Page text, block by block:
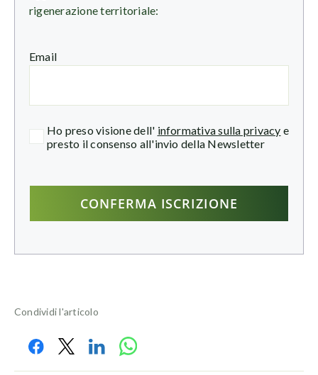
rigenerazione territoriale:
Email
Ho preso visione dell' informativa sulla privacy e
presto il consenso all'invio della Newsletter
Condividi l'articolo